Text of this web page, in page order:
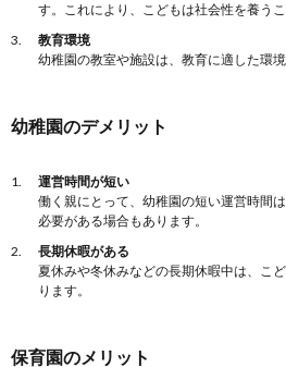
す。これにより、こどもは社会性を養うこ
教育環境
幼稚園の教室や施設は、教育に適した環
幼稚園のデメリット
運営時間が短い
働く親にとって、幼稚園の短い運営時間
必要がある場合もあります。
長期休暇がある
夏休みや冬休みなどの長期休暇中は、こ
ります。
保育園のメリット